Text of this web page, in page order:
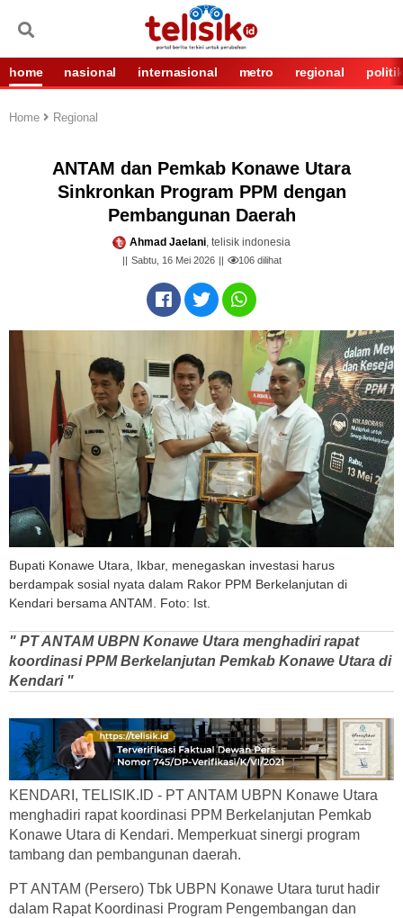
home nasional internasional metro regional politik
Home Regional
ANTAM dan Pemkab Konawe Utara
Sinkronkan Program PPM dengan
Pembangunan Daerah
Ahmad Jaelani, telisik indonesia
Sabtu, 16 Mei 2026 106dilihat
Bupati Konawe Utara, Ikbar, menegaskan investasi harus
berdampak sosial nyata dalam Rakor PPM Berkelanjutan di
Kendari bersama ANTAM. Foto: Ist.
" PT ANTAM UBPN Konawe Utara menghadiri rapat
koordinasi PPM Berkelanjutan Pemkab Konawe Utara di
Kendari "
KENDARI, TELISIK.ID - PT ANTAM UBPN Konawe Utara
menghadiri rapat koordinasi PPM Berkelanjutan Pemkab
Konawe Utara di Kendari. Memperkuat sinergi program
tambang dan pembangunan daerah.
PT ANTAM (Persero) Tbk UBPN Konawe Utara turut hadir
dalam Rapat Koordinasi Program Pengembangan dan